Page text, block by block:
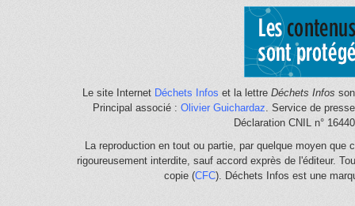
Le site Internet Déchets Infos et la lettre Déchets Infos
Principal associé : Olivier Guichardaz. Service de
Déclaration CNIL n°
La reproduction en tout ou partie, par quelque moyen
rigoureusement interdite, sauf accord exprès de l'éditeur.
copie (CFC). Déchets Infos est une